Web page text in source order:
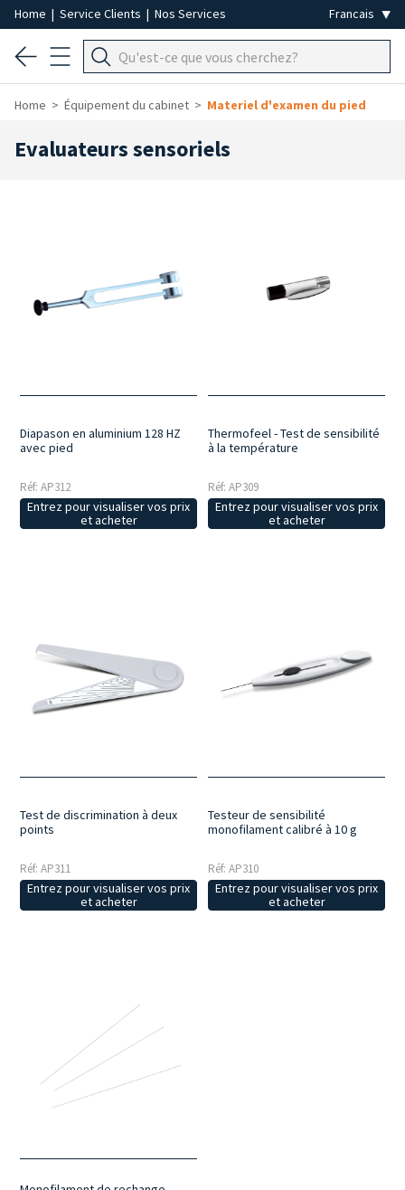
Home | Service Clients | Nos Services
Home Équipement du cabinet Materiel d'examen du pied
Evaluateurs sensoriels
Diapason en aluminium 128 HZ
avec pied
Réf: AP312
Entrez pour visualiser vos prix
et acheter
Thermofeel - Test de sensibilité
à la température
Réf: AP309
Entrez pour visualiser vos prix
et acheter
Test de discrimination à deux
points
Réf: AP311
Entrez pour visualiser vos prix
et acheter
Testeur de sensibilité
monofilament calibré à 10 g
Réf: AP310
Entrez pour visualiser vos prix
et acheter